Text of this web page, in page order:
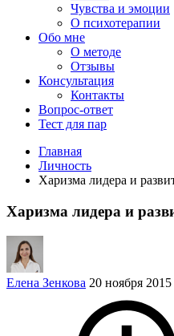
Чувства и эмоции
О психотерапии
Обо мне
О методе
Отзывы
Консультация
Контакты
Вопрос-ответ
Тест для пар
Главная
Личность
Харизма лидера и
Харизма лидера и
Елена Зенкова 20 ноября 2015